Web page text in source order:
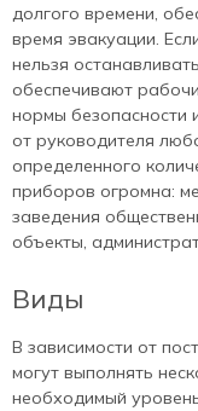
долгого времени,
время эвакуации.
нельзя
обеспечивают
нормы безопасности
от руководителя
определенного
приборов огромна:
заведения
объекты,
Виды
В зависимости от
могут выполнять
необходимый